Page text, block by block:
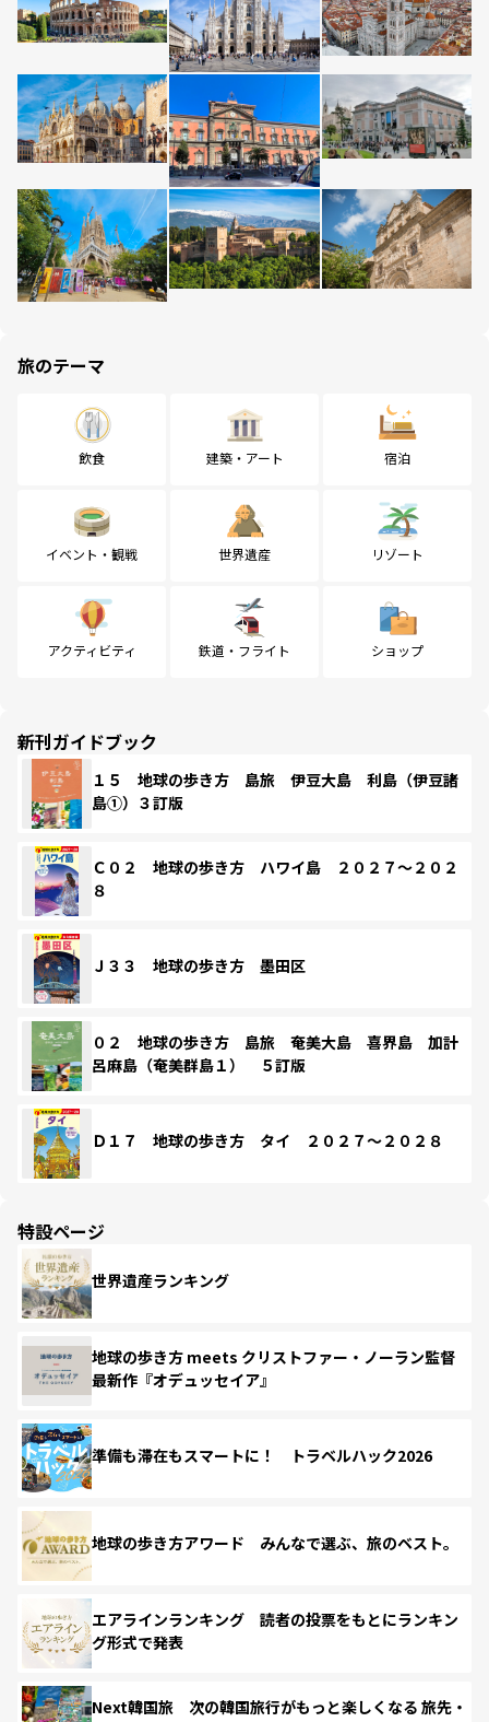
旅のテーマ
飲食 建築・アート 宿泊
イベント・観戦 世界遺産 リゾート
アクティビティ 鉄道・フライト ショップ
新刊ガイドブック
１５ 地球の歩き方 島旅 伊豆大島 利島（伊豆諸
島①）３訂版
Ｃ０２ 地球の歩き方 ハワイ島 ２０２７～２０２
８
Ｊ３３ 地球の歩き方 墨田区
０２ 地球の歩き方 島旅 奄美大島 喜界島 加計
呂麻島（奄美群島１） ５訂版
Ｄ１７ 地球の歩き方 タイ ２０２７～２０２８
特設ページ
世界遺産ランキング
地球の歩き方 meets クリストファー・ノーラン監督
最新作『オデュッセイア』
準備も滞在もスマートに！ トラベルハック2026
地球の歩き方アワード みんなで選ぶ、旅のベスト。
エアラインランキング 読者の投票をもとにランキン
グ形式で発表
Next韓国旅 次の韓国旅行がもっと楽しくなる 旅先・